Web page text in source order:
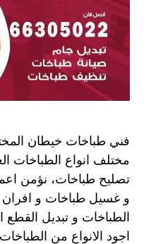
فني طباخات خيطان
مختلف انواع الطباخات
تصليح طباخات، نؤمن
و غسيل طباخات و افران
الطباخات و تبديل القطع
اجود الانواع من